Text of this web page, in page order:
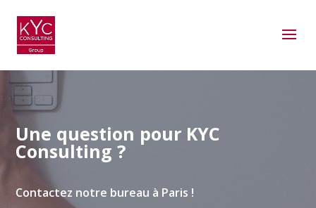
Une question pour KYC
Consulting ?
Contactez notre bureau à Paris !